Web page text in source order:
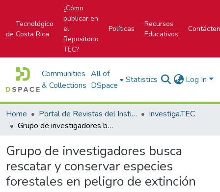
Tecnológico
de Costa Rica
¿Cómo
publicar en
el
Repositorio
TEC?
Políticas
Recursos
Educativos
Communities
& Collections
All of
DSpace
Statistics Log In
Home Portal de Revistas del Instituto Tecnológico de Costa Rica
Investiga.TEC
Grupo de investigadores busca rescatar y conservar especies forestales en peligro de extinción
Grupo de investigadores busca
rescatar y conservar especies
forestales en peligro de extinción